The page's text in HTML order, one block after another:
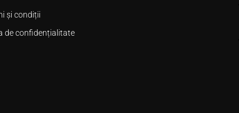
și condiții
de confidențialitate